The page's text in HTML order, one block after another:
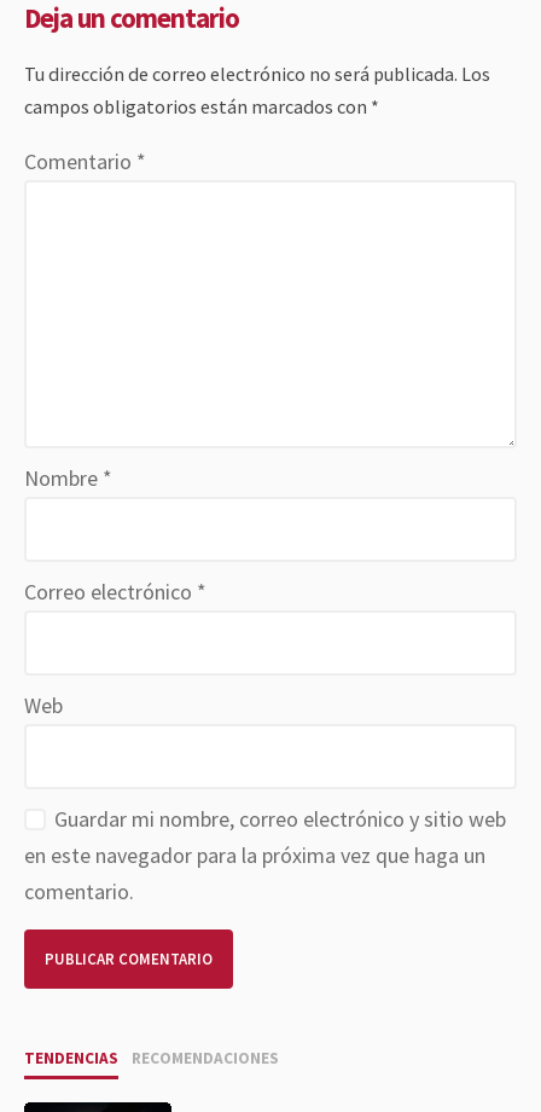
Deja un comentario
Tu dirección de correo electrónico no será publicada. Los
campos obligatorios están marcados con *
Comentario *
Nombre *
Correo electrónico *
Web
Guardar mi nombre, correo electrónico y sitio web
en este navegador para la próxima vez que haga un
comentario.
TENDENCIAS RECOMENDACIONES